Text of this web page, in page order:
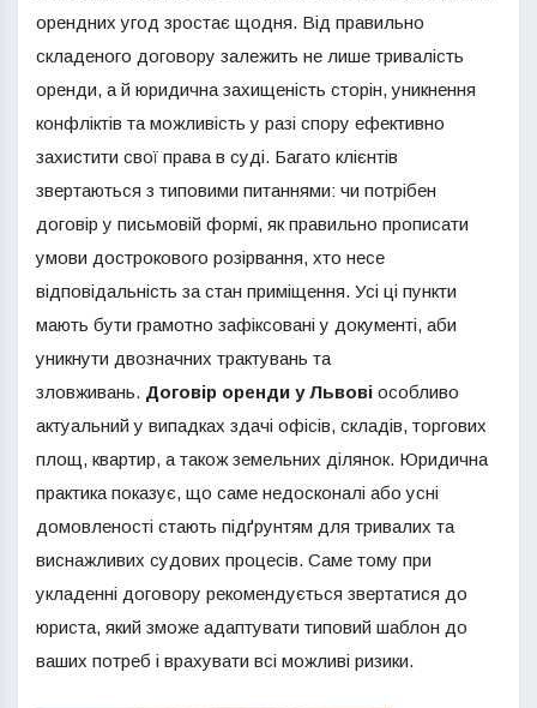
орендних угод зростає щодня. Від правильно
складеного договору залежить не лише тривалість
оренди, а й юридична захищеність сторін, уникнення
конфліктів та можливість у разі спору ефективно
захистити свої права в суді. Багато клієнтів
звертаються з типовими питаннями: чи потрібен
договір у письмовій формі, як правильно прописати
умови дострокового розірвання, хто несе
відповідальність за стан приміщення. Усі ці пункти
мають бути грамотно зафіксовані у документі, аби
уникнути двозначних трактувань та
зловживань. Договір оренди у Львові особливо
актуальний у випадках здачі офісів, складів, торгових
площ, квартир, а також земельних ділянок. Юридична
практика показує, що саме недосконалі або усні
домовленості стають підґрунтям для тривалих та
виснажливих судових процесів. Саме тому при
укладенні договору рекомендується звертатися до
юриста, який зможе адаптувати типовий шаблон до
ваших потреб і врахувати всі можливі ризики.